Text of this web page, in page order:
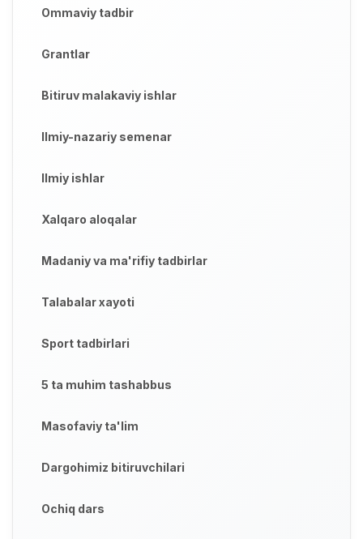
Ommaviy tadbir
Grantlar
Bitiruv malakaviy ishlar
Ilmiy-nazariy semenar
Ilmiy ishlar
Xalqaro aloqalar
Madaniy va ma'rifiy tadbirlar
Talabalar xayoti
Sport tadbirlari
5 ta muhim tashabbus
Masofaviy ta'lim
Dargohimiz bitiruvchilari
Ochiq dars